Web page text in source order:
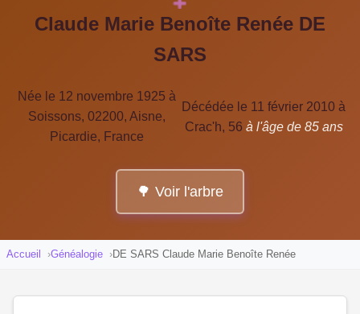
Claude Marie Benoîte Renée DE
SARS
Née le 12 novembre 1925 à
Soissons, 02200, Aisne,
Picardie, France
Décédée le 11 février 2010 à
Crac'h, 56 à l'âge de 85 ans
🌳 Voir l'arbre
Accueil Généalogie DE SARS Claude Marie Benoîte Renée